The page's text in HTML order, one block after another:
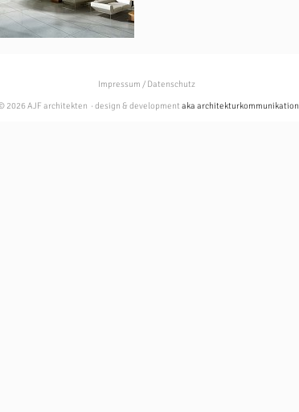
Impressum / Datenschutz
2026 AJF architekten · design & developmentaka architekturkommunikation